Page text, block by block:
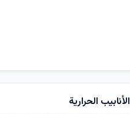
الأنابيب الحرارية